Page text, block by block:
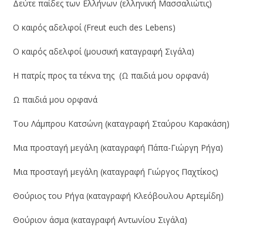
Δεύτε παίδες των Ελλήνων (ελληνική Μασσαλιώτις)
Ο καιρός αδελφοί (Freut euch des Lebens)
Ο καιρός αδελφοί (μουσική καταγραφή Σιγάλα)
Η πατρίς προς τα τέκνα της (Ω παιδιά μου ορφανά)
Ω παιδιά μου ορφανά
Του Λάμπρου Κατσώνη (καταγραφή Σταύρου Καρακάση)
Μια προσταγή μεγάλη (καταγραφή Πάπα-Γιώργη Ρήγα)
Μια προσταγή μεγάλη (καταγραφή Γιώργος Παχτίκος)
Θούριος του Ρήγα (καταγραφή Κλεόβουλου Αρτεμίδη)
Θούριον άσμα (καταγραφή Αντωνίου Σιγάλα)